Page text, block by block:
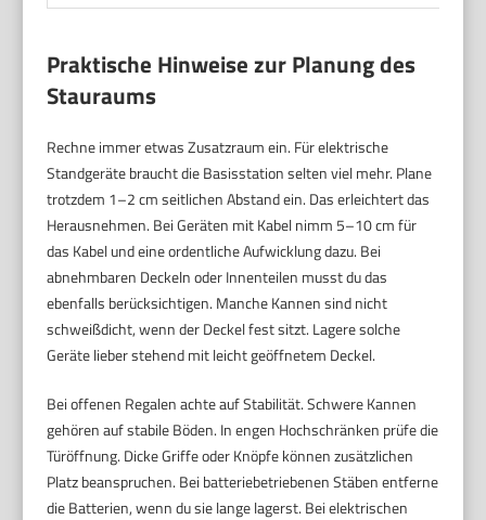
Praktische Hinweise zur Planung des
Stauraums
Rechne immer etwas Zusatzraum ein. Für elektrische
Standgeräte braucht die Basisstation selten viel mehr. Plane
trotzdem 1–2 cm seitlichen Abstand ein. Das erleichtert das
Herausnehmen. Bei Geräten mit Kabel nimm 5–10 cm für
das Kabel und eine ordentliche Aufwicklung dazu. Bei
abnehmbaren Deckeln oder Innenteilen musst du das
ebenfalls berücksichtigen. Manche Kannen sind nicht
schweißdicht, wenn der Deckel fest sitzt. Lagere solche
Geräte lieber stehend mit leicht geöffnetem Deckel.
Bei offenen Regalen achte auf Stabilität. Schwere Kannen
gehören auf stabile Böden. In engen Hochschränken prüfe die
Türöffnung. Dicke Griffe oder Knöpfe können zusätzlichen
Platz beanspruchen. Bei batteriebetriebenen Stäben entferne
die Batterien, wenn du sie lange lagerst. Bei elektrischen